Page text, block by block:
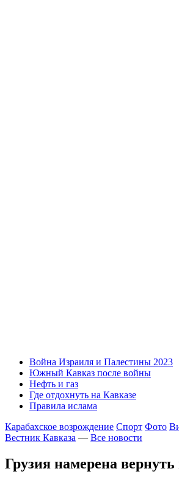
Война Израиля и Палестины 2023
Южный Кавказ после войны
Нефть и газ
Где отдохнуть на Кавказе
Правила ислама
Карабахское возрождение Спорт Фото
Вестник Кавказа — Все новости
Грузия намерена